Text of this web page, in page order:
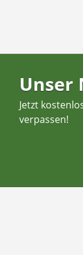
Unser
Jetzt
verpassen!